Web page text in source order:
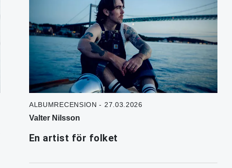
ALBUMRECENSION - 27.03.2026
Valter Nilsson
En artist för folket